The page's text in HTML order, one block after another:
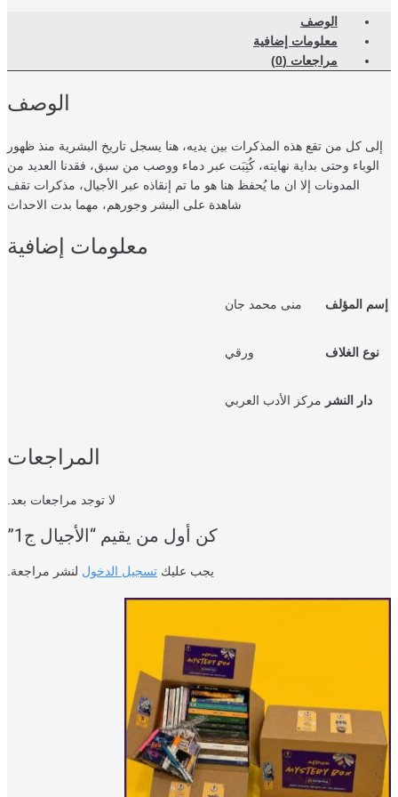
الوصف
معلومات إضافية
مراجعات (0)
الوصف
كل من تقع هذه المذكرات بين يديه، هنا يسجل تاريخ البشرية منذ ظهور
وحتى بداية نهايته، كُتِبَت عبر دماء ووصب من سبق، فقدنا العديد من
المدونات إلا ان ما يُحفظ هنا هو ما تم إنقاذه عبر الأجيال، مذكرات تقف
شاهدة على البشر وجورهم، مهما بدت الاحداث
معلومات إضافية
المؤلف منى محمد جان
الغلاف ورقي
دار النشر مركز الأدب العربي
المراجعات
لا توجد مراجعات بعد.
كن أول من يقيم “الأجيال ج1”
يجب عليكتسجيل الدخوللنشر مراجعة.